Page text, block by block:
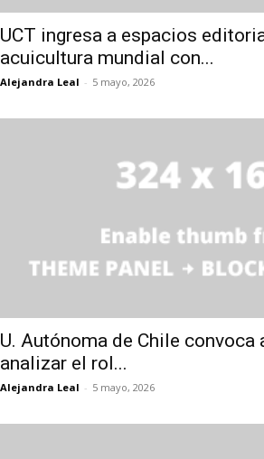
UCT ingresa a espacios
acuicultura mundial con...
Alejandra Leal - 5 mayo, 2026
U. Autónoma de Chile convoca
analizar el rol...
Alejandra Leal - 5 mayo, 2026